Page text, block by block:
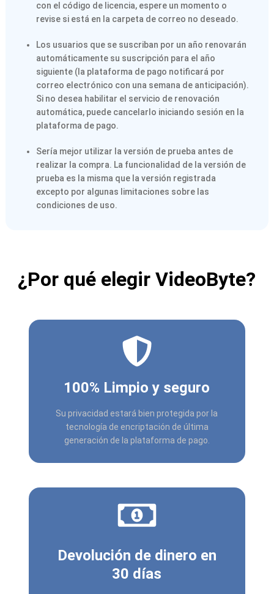
con el código de licencia, espere un momento o
revise si está en la carpeta de correo no deseado.
Los usuarios que se suscriban por un año renovarán
automáticamente su suscripción para el año
siguiente (la plataforma de pago notificará por
correo electrónico con una semana de anticipación).
Si no desea habilitar el servicio de renovación
automática, puede cancelarlo iniciando sesión en la
plataforma de pago.
Sería mejor utilizar la versión de prueba antes de
realizar la compra. La funcionalidad de la versión de
prueba es la misma que la versión registrada
excepto por algunas limitaciones sobre las
condiciones de uso.
¿Por qué elegir VideoByte?
100% Limpio y seguro
Su privacidad estará bien protegida por la
tecnología de encriptación de última
generación de la plataforma de pago.
Devolución de dinero en
30 días